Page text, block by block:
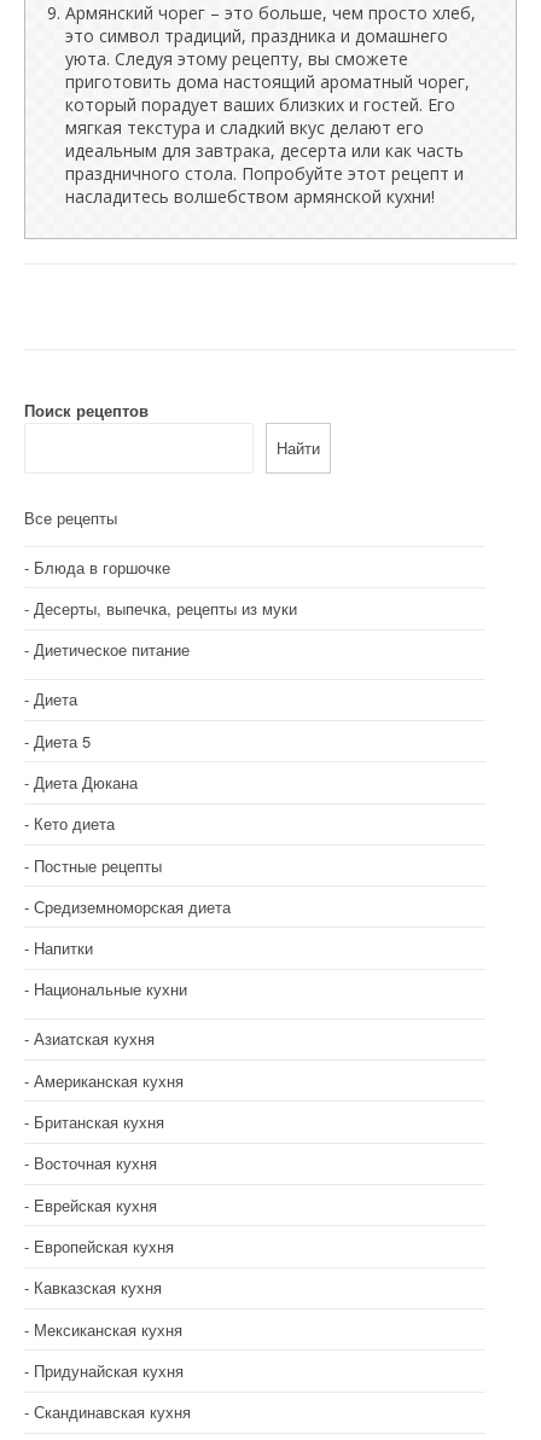
Армянский чорег – это больше, чем просто хлеб,
это символ традиций, праздника и домашнего
уюта. Следуя этому рецепту, вы сможете
приготовить дома настоящий ароматный чорег,
который порадует ваших близких и гостей. Его
мягкая текстура и сладкий вкус делают его
идеальным для завтрака, десерта или как часть
праздничного стола. Попробуйте этот рецепт и
насладитесь волшебством армянской кухни!
Поиск рецептов
Найти
Все рецепты
Блюда в горшочке
Десерты, выпечка, рецепты из муки
Диетическое питание
Диета
Диета 5
Диета Дюкана
Кето диета
Постные рецепты
Средиземноморская диета
Напитки
Национальные кухни
Азиатская кухня
Американская кухня
Британская кухня
Восточная кухня
Еврейская кухня
Европейская кухня
Кавказская кухня
Мексиканская кухня
Придунайская кухня
Скандинавская кухня